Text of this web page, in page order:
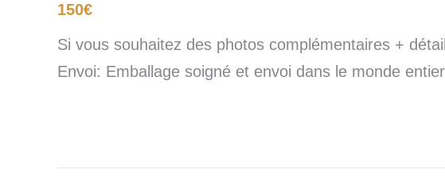
150€
Si vous souhaitez des photos complémentaires +
Envoi: Emballage soigné et envoi dans le monde entier